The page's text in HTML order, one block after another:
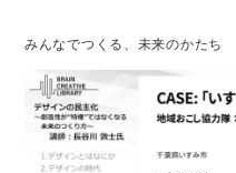
みんなでつくる、未来のかたち